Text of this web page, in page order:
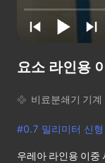
요소 라인용
비료분쇄기 기계
#0.7 밀리미터 신
우레아 라인용 이중